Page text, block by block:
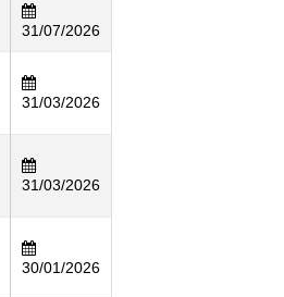
31/07/2026
31/03/2026
31/03/2026
30/01/2026